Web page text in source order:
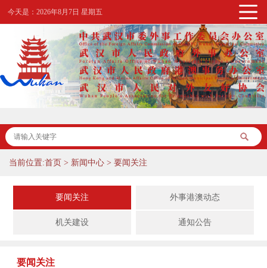
今天是：2026年8月7日 星期五
当前位置:首页 > 新闻中心 > 要闻关注
要闻关注 外事港澳动态
机关建设 通知公告
要闻关注